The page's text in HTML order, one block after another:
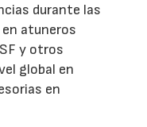
durante las
atuneros
y otros
global en
en